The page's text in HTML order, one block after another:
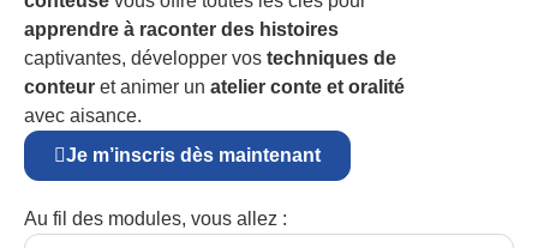
apprendre à raconter des histoires
captivantes, développer vos techniques de
conteur et animer un atelier conte et oralité
avec aisance.
Je m’inscris dès maintenant
Au fil des modules, vous allez :